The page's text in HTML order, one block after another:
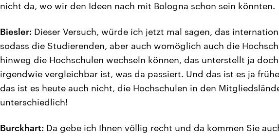
nicht da, wo wir den Ideen nach mit Bologna schon sein könnten.
Biesler: Dieser Versuch, würde ich jetzt mal sagen, das
sodass die Studierenden, aber auch womöglich auch die
hinweg die Hochschulen wechseln können, das unterstellt ja
irgendwie vergleichbar ist, was da passiert. Und das ist es ja
das ist es heute auch nicht, die Hochschulen in den
unterschiedlich!
Burckhart: Da gebe ich Ihnen völlig recht und da kommen Sie